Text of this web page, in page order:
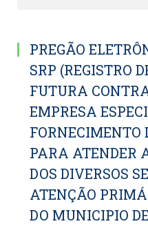
PREGÃO
SRP (REGISTRO
FUTURA
EMPRESA
FORNECIMENTO
PARA ATENDER
DOS DIVERSOS
ATENÇÃO
DO MUNICIPIO